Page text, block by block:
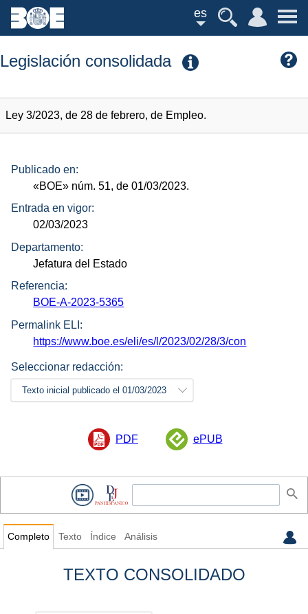
es
Legislación consolidada
Ley 3/2023, de 28 de febrero, de Empleo.
Publicado en:
«BOE» núm. 51, de 01/03/2023.
Entrada en vigor:
02/03/2023
Departamento:
Jefatura del Estado
Referencia:
BOE-A-2023-5365
Permalink ELI:
https://www.boe.es/eli/es/l/2023/02/28/3/con
Seleccionar redacción:
Texto inicial publicado el 01/03/2023
PDF ePUB
Completo Texto Índice Análisis
TEXTO CONSOLIDADO